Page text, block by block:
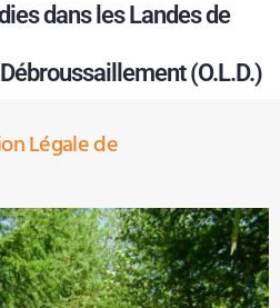
dans les Landes de
(O.L.D.)
Légale de